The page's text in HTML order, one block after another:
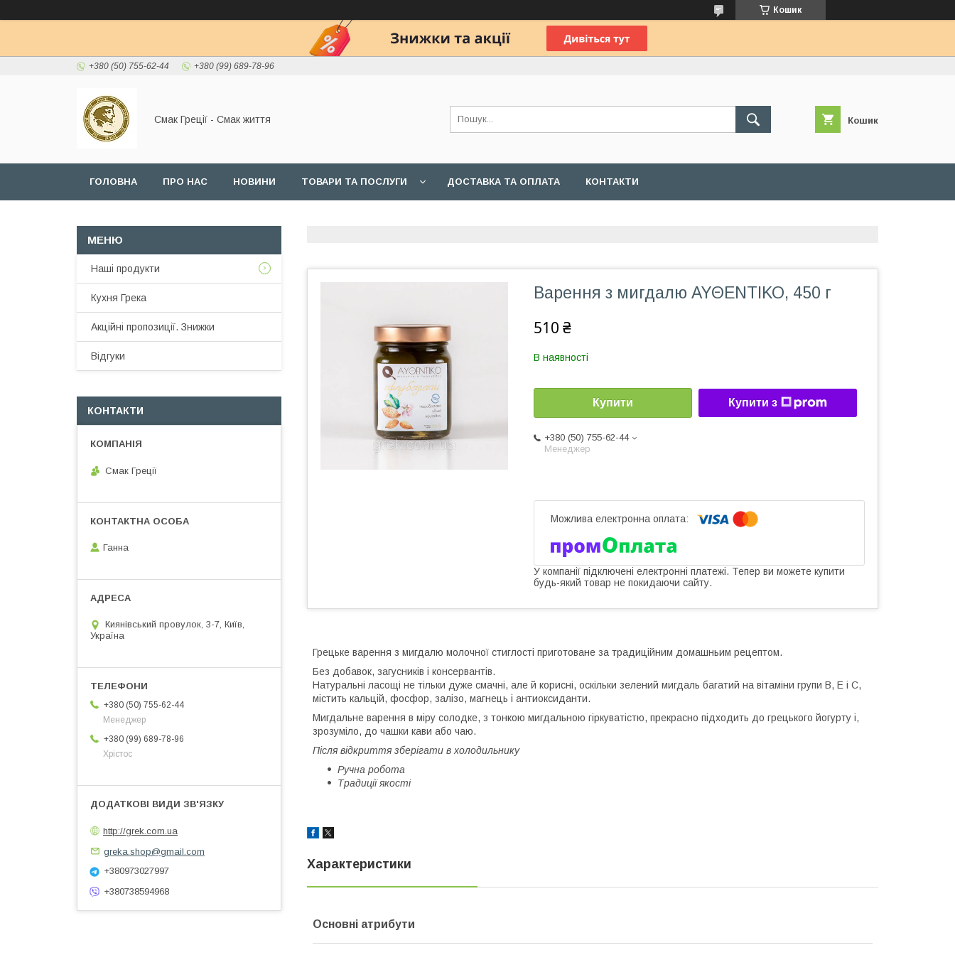
Кошик
+380 (50) 755-62-44 +380 (99) 689-78-96
Смак Греції - Смак життя Кошик
ГОЛОВНА ПРО НАС НОВИНИ ТОВАРИ ТА ПОСЛУГИ ДОСТАВКА ТА ОПЛАТА КОНТАКТИ
Варення з мигдалю ΑΥΘΕΝΤΙΚΟ, 450 г
510 ₴
В наявності
Купити Купити з
+380 (50) 755-62-44
Менеджер
У компанії підключені електронні платежі. Тепер ви можете купити
будь-який товар не покидаючи сайту.
Грецьке варення з мигдалю молочної стиглості приготоване за традиційним домашньим рецептом.
Без добавок, загусників і консервантів.
Натуральні ласощі не тільки дуже смачні, але й корисні, оскільки зелений мигдаль багатий на вітаміни групи B, Е і С,
містить кальцій, фосфор, залізо, магнець і антиоксиданти.
Мигдальне варення в міру солодке, з тонкою мигдальною гіркуватістю, прекрасно підходить до грецького йогурту і,
зрозуміло, до чашки кави або чаю.
Після відкриття зберігати в холодильнику
Ручна робота
Традиції якості
Характеристики
Основні атрибути
Наші продукти
Кухня Грека
Акційні пропозиції. Знижки
Відгуки
КОНТАКТИ
Смак Греції
Ганна
Киянівський провулок, 3-7, Київ,
Україна
+380 (50) 755-62-44
Менеджер
+380 (99) 689-78-96
Хрістос
http://grek.com.ua
greka.shop@gmail.com
+380973027997
+380738594968